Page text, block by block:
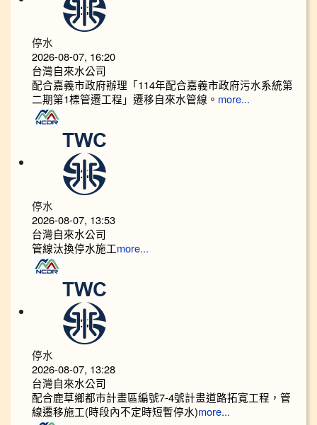
停水
2026-08-07, 16:20
台灣自來水公司
配合嘉義市政府辦理「114年配合嘉義市政府污水系統第
二期第1標管遷工程」遷移自來水管線。 more...
停水
2026-08-07, 13:53
台灣自來水公司
管線汰換停水施工more...
停水
2026-08-07, 13:28
台灣自來水公司
配合鹿草鄉都市計畫區編號7-4號計畫道路拓寬工程，管
線遷移施工(時段內不定時短暫停水)more...